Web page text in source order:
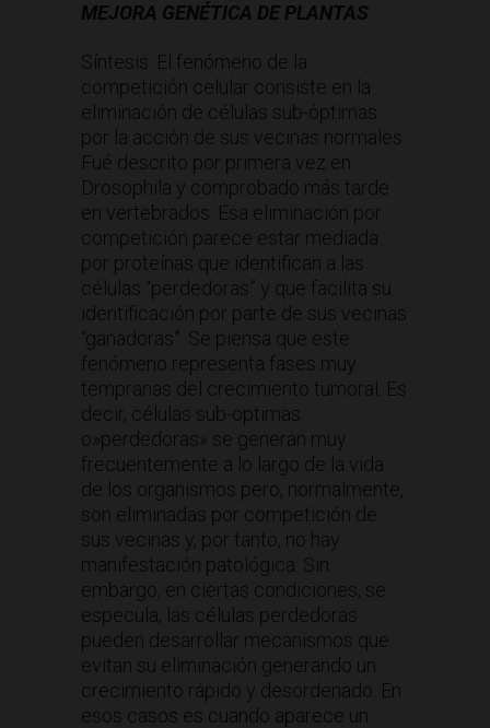
MEJORA GENÉTICA DE PLANTAS
Síntesis: El fenómeno de la
competición celular consiste en la
eliminación de células sub-óptimas
por la acción de sus vecinas normales.
Fué descrito por primera vez en
Drosophila y comprobado más tarde
en vertebrados. Esa eliminación por
competición parece estar mediada
por proteínas que identifican a las
células “perdedoras” y que facilita su
identificación por parte de sus vecinas
“ganadoras”. Se piensa que este
fenómeno representa fases muy
tempranas del crecimiento tumoral. Es
decir, células sub-optimas
o»perdedoras» se generan muy
frecuentemente a lo largo de la vida
de los organismos pero, normalmente,
son eliminadas por competición de
sus vecinas y, por tanto, no hay
manifestación patológica. Sin
embargo, en ciertas condiciones, se
especula, las células perdedoras
pueden desarrollar mecanismos que
evitan su eliminación generando un
crecimiento rápido y desordenado. En
esos casos es cuando aparece un